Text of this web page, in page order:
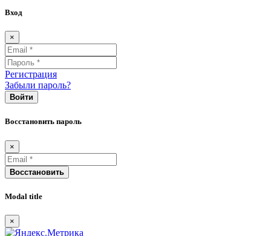
Вход
×
Регистрация
Забыли пароль?
Войти
Восстановить пароль
×
Восстановить
Modal title
×